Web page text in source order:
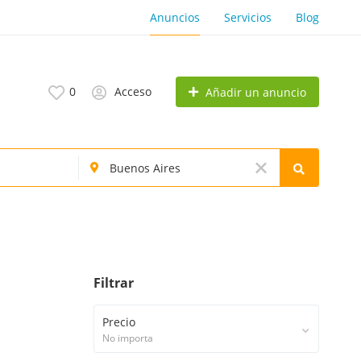
Anuncios Servicios Blog
0 Acceso Añadir un anuncio
Filtrar
Precio
No importa